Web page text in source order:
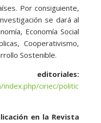
Por consiguiente,
se dará al
Economía Social
Cooperativismo,
Sostenible.
ciriec/politic
en la Revista